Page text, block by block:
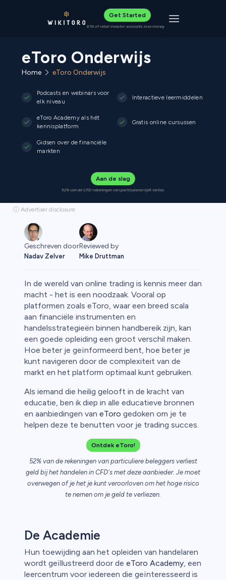
Get Started
61% of retail investor accounts lose money Toggle
eToro Onderwijs
Home eToro Onderwijs
Podcasts en webinars voor
elk niveau
Interactieve leermiddelen
eToro Academy als hét
kennisplatform
Gratis online cursussen
Gidsen over de financiële
markten
Aan de slag
52% van de CFD-rekeningen van particulieren lijdt verlies.
ⓘ Advertiser disclosure
Geschreven door
Nadav Zelver
Reviewed by
Mike Druttman
In de wereld van online trading is kennis meer dan
macht - het is een noodzaak. Vooral op
platformen zoals eToro, waar een breed scala
aan financiële instrumenten en
handelsstrategieën binnen handbereik zijn, kan
een goede opleiding een groot verschil maken.
Hoe beter je geïnformeerd bent, hoe beter je
kunt navigeren door de complexiteit van de
markt en het platform optimaal kunt gebruiken.
Als iemand die heilig gelooft in de kracht van
educatie, ben ik diep in alle educatieve bronnen
en aanbiedingen van eToro gedoken om je te
helpen deze te benutten voor je trading succes.
Ontdek eToro!
52% van de rekeningen van particuliere beleggers verliest
geld bij het handelen in CFD's met deze aanbieder. Je moet
overwegen of je het je kunt veroorloven om het hoge risico
te nemen om je geld te verliezen.
De Academie
Hun toewijding aan het opleiden van handelaren
wordt geïllustreerd door de eToro Academy, een
leercentrum voor iedereen die geïnteresseerd is